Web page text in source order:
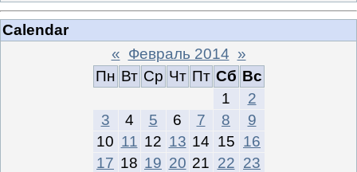
Calendar
« Февраль 2014 »
Пн Вт Ср Чт Пт Сб Вс
1
2
3
4 5 6 7 8
9
10 11 12 13 14 15 16
17 18 19 20 21 22 23